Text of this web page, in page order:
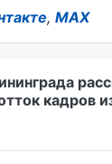
, MAX
кадров